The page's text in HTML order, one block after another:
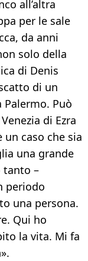
all’altra
per le sale
da anni
solo della
di Denis
di un
Può
di Ezra
un caso che sia
una grande
tanto –
periodo
una persona.
Qui ho
la vita. Mi fa